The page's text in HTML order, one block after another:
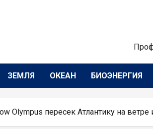
ЗЕМЛЯ ОКЕАН БИОЭНЕРГИЯ
Olympus пересек Атлантику на ветре